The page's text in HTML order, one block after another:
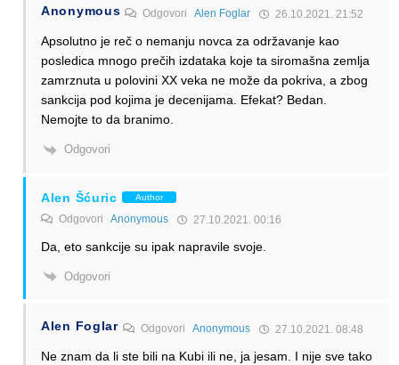
Anonymous OdgovoriAlen Foglar 26.10.2021. 21:52
Apsolutno je reč o nemanju novca za održavanje kao
posledica mnogo prečih izdataka koje ta siromašna zemlja
zamrznuta u polovini XX veka ne može da pokriva, a zbog
sankcija pod kojima je decenijama. Efekat? Bedan.
Nemojte to da branimo.
Odgovori
Alen Šćuric Author
Odgovori Anonymous 27.10.2021. 00:16
Da, eto sankcije su ipak napravile svoje.
Odgovori
Alen Foglar Odgovori Anonymous 27.10.2021. 08:48
Ne znam da li ste bili na Kubi ili ne, ja jesam. I nije sve tako